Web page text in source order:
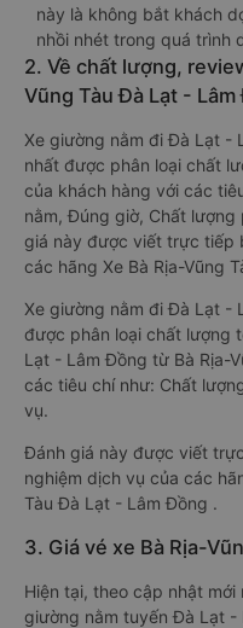
này là không bắt khách
nhồi nhét trong quá trình
2. Về chất lượng,
Vũng Tàu Đà Lạt -
Xe giường nằm đi Đà Lạt -
nhất được phân loại chất
của khách hàng với các
nằm, Đúng giờ, Chất lượng
giá này được viết trực tiếp
các hãng Xe Bà Rịa-Vũng
Xe giường nằm đi Đà Lạt -
được phân loại chất lượng
Lạt - Lâm Đồng từ Bà Rịa-
các tiêu chí như: Chất
vụ.
Đánh giá này được viết
nghiệm dịch vụ của các
Tàu Đà Lạt - Lâm Đồng .
3. Giá vé xe Bà Rịa-
Hiện tại, theo cập nhật
giường nằm tuyến Đà Lạt -